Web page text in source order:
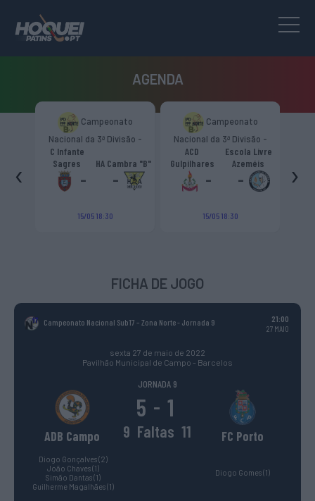
AGENDA
Campeonato
Nacional da 3ª Divisão -
Zona Norte “B”
C Infante
Sagres
-
HA Cambra "B"
-
15/05 18:30
Campeonato
Nacional da 3ª Divisão -
Zona Norte “B”
ACD
Gulpilhares
-
Escola Livre
Azeméis
-
15/05 18:30
‹ ›
FICHA DE JOGO
Campeonato Nacional Sub17 – Zona Norte- Jornada 9
21:00
27 MAIO
sexta 27 de maio de 2022
Pavilhão Municipal de Campo - Barcelos
JORNADA 9
ADB Campo
5 - 1
9 Faltas 11 FC Porto
Diogo Gonçalves (2)
João Chaves (1)
Simão Dantas (1)
Guilherme Magalhães (1)
Diogo Gomes (1)